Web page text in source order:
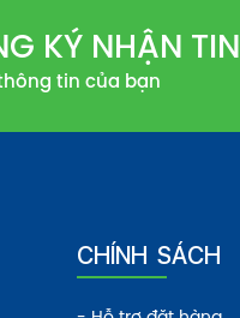
KÝ NHẬN TIN
tin của bạn
CHÍNH SÁCH